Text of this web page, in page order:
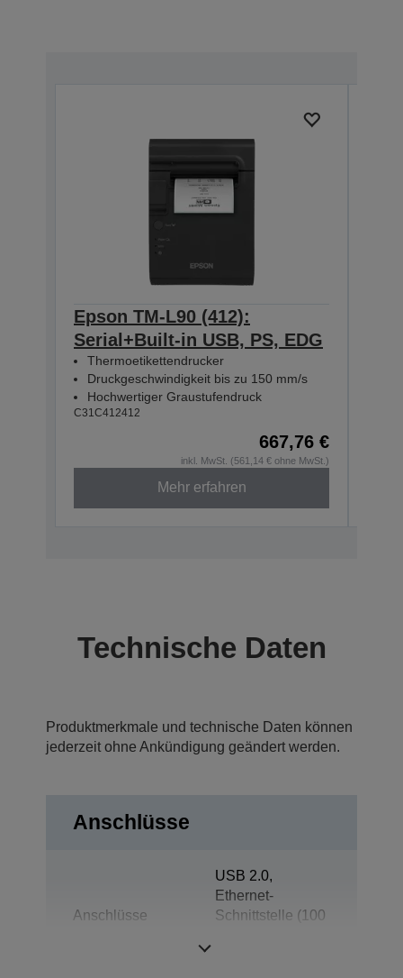
Epson TM-L90 (412):
Serial+Built-in USB, PS, EDG
Thermoetikettendrucker
Druckgeschwindigkeit bis zu 150 mm/s
Hochwertiger Graustufendruck
C31C412412
667,76 €
inkl. MwSt. (561,14 € ohne MwSt.)
Mehr erfahren
Technische Daten
Produktmerkmale und technische Daten können
jederzeit ohne Ankündigung geändert werden.
Anschlüsse
Anschlüsse
USB 2.0,
Ethernet-
Schnittstelle (100